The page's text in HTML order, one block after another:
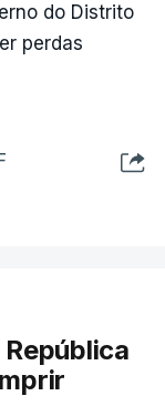
do Distrito
perdas